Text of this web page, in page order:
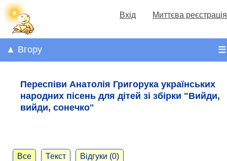
Вхід Миттєва реєстрація
☰
▲ Вгору
Переспіви Анатолія Григорука українських
народних пісень для дітей зі збірки "Вийди,
вийди, сонечко"
Все Текст Відгуки (0)